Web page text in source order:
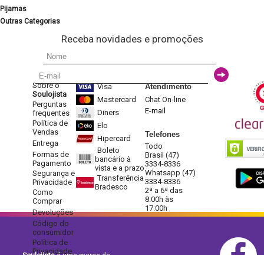
Pijamas
Outras Categorias
Receba novidades e promoções
Sobre o
Soulojista
Perguntas
frequentes
Política de
Vendas
Entrega
Formas de
Pagamento
Segurança e
Privacidade
Como
Comprar
Devoluções
Código do
consumidor
Política de
Privacidade
Visa
Mastercard
Diners
Elo
Hipercard
Boleto
bancário à
vista e a prazo
Transferência
Bradesco
Atendimento
Chat On-line
E-mail
Telefones
Todo
Brasil (47)
3334-8336
Whatsapp (47)
3334-8336
2ª a 6ª das
8:00h às
17:00h